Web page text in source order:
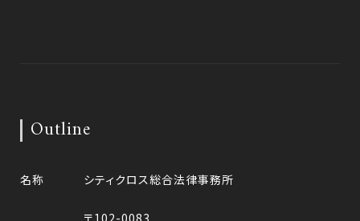
Outline
名称 シティクロス総合法律事務所
〒102-0083